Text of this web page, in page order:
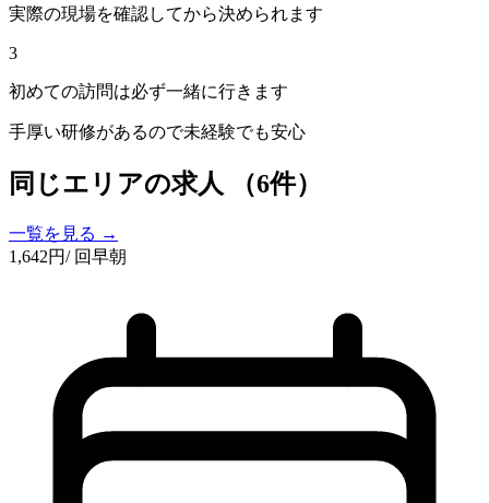
実際の現場を確認してから決められます
3
初めての訪問は必ず一緒に行きます
手厚い研修があるので未経験でも安心
同じエリアの求人 （6件）
一覧を見る →
1,642円/ 回早朝